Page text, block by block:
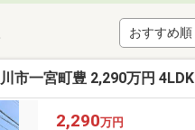
市一宮町豊 2,290万円 4LDK
2,290万円